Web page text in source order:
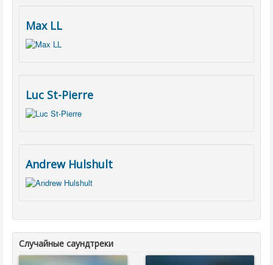
Max LL
Luc St-Pierre
Andrew Hulshult
Случайные саундтреки